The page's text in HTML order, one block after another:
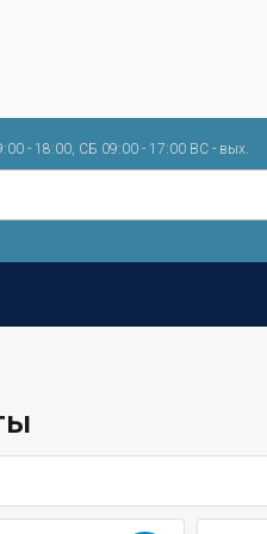
- 18:00, СБ 09:00 - 17:00 ВС - вых.